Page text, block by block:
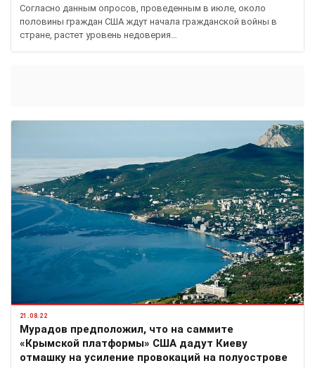
Согласно данным опросов, проведенным в июле, около
половины граждан США ждут начала гражданской войны в
стране, растет уровень недоверия…
21.08.22
Мурадов предположил, что на саммите
«Крымской платформы» США дадут Киеву
отмашку на усиление провокаций на полуострове